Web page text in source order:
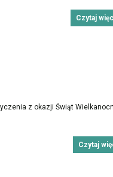
Czytaj
z okazji Świąt
Czytaj